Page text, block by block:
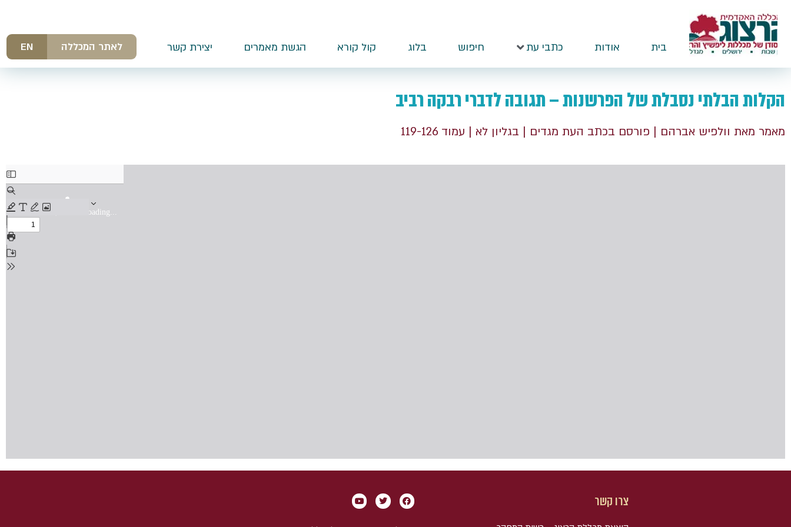
בית אודות כתבי עת חיפוש בלוג קול קורא הגשת מאמרים יצירת קשר לאתר המכללה EN
הקלות הבלתי נסבלת של הפרשנות – תגובה לדברי רבקה רביב
מאמר מאת וולפיש אברהם | פורסם בכתב העת מגדים | בגליון לא | עמוד 119-126
צרו קשר